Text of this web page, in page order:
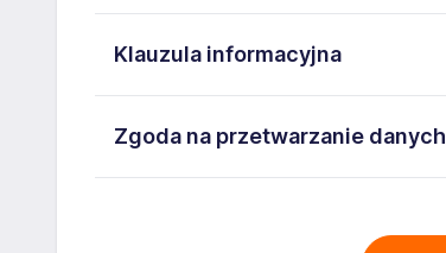
Klauzula informacyjna
43-300 Bielsko-Biała danych
Zgoda na przetwarzanie
43-300 Bielsko-Biała ul. 11 Listopada